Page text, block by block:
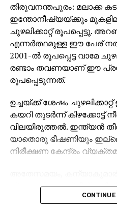
തിരുവനന്തപുരം: മലാക്ക
ഇന്തോനീഷ്യയ്ക്കും
ചുഴലിക്കാറ്റ് രൂപപ്പെട്ടു.
എന്നര്‍ത്ഥമുള്ള ഈ പേര്
2001-ല്‍ രൂപപ്പെട്ട വാമേ
രണ്ടാം തവണയാണ് ഈ
രൂപപ്പെടുന്നത്.
ഉച്ചയ്ക്ക് ശേഷം
കയറി തുടര്‍ന്ന് കിഴക്കോട്ട്
വിലയിരുത്തല്‍. ഇന്ത്യന്‍
യാതൊരു ഭീഷണിയും
നിരീക്ഷണ കേന്ദ്രം
ന്യൂനമര്‍ദം
തീവ്രന്യൂനമര്‍ദമാകാന്‍
CONTINUE